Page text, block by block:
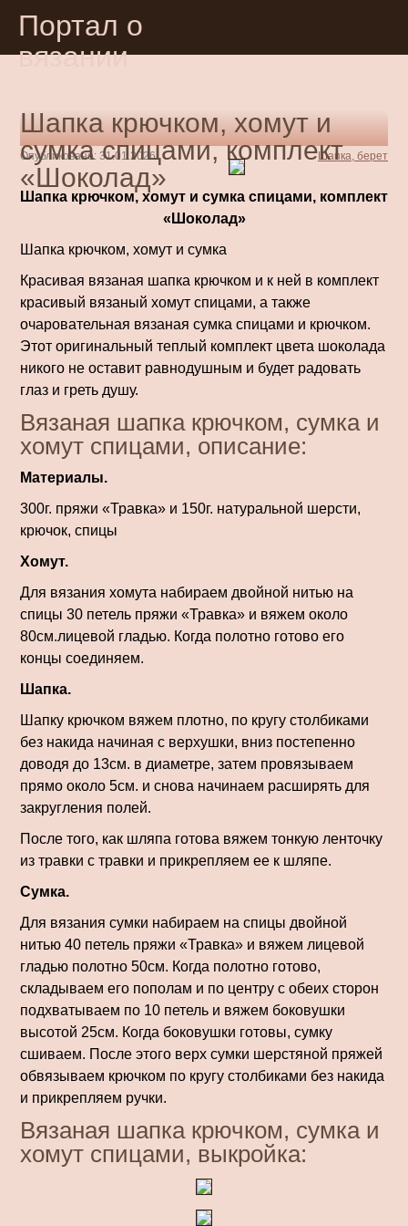
Портал о
вязании
Шапка крючком, хомут и
сумка спицами, комплект
«Шоколад»
Опубликовано: 31.01.2026 Шапка, берет
Шапка крючком, хомут и сумка спицами, комплект
«Шоколад»
Шапка крючком, хомут и сумка
Красивая вязаная шапка крючком и к ней в комплект
красивый вязаный хомут спицами, а также
очаровательная вязаная сумка спицами и крючком.
Этот оригинальный теплый комплект цвета шоколада
никого не оставит равнодушным и будет радовать
глаз и греть душу.
Вязаная шапка крючком, сумка и
хомут спицами, описание:
Материалы.
300г. пряжи «Травка» и 150г. натуральной шерсти,
крючок, спицы
Хомут.
Для вязания хомута набираем двойной нитью на
спицы 30 петель пряжи «Травка» и вяжем около
80см.лицевой гладью. Когда полотно готово его
концы соединяем.
Шапка.
Шапку крючком вяжем плотно, по кругу столбиками
без накида начиная с верхушки, вниз постепенно
доводя до 13см. в диаметре, затем провязываем
прямо около 5см. и снова начинаем расширять для
закругления полей.
После того, как шляпа готова вяжем тонкую ленточку
из травки с травки и прикрепляем ее к шляпе.
Сумка.
Для вязания сумки набираем на спицы двойной
нитью 40 петель пряжи «Травка» и вяжем лицевой
гладью полотно 50см. Когда полотно готово,
складываем его пополам и по центру с обеих сторон
подхватываем по 10 петель и вяжем боковушки
высотой 25см. Когда боковушки готовы, сумку
сшиваем. После этого верх сумки шерстяной пряжей
обвязываем крючком по кругу столбиками без накида
и прикрепляем ручки.
Вязаная шапка крючком, сумка и
хомут спицами, выкройка: